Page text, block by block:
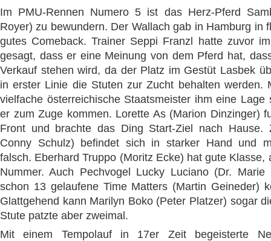
Im PMU-Rennen Numero 5 ist das Herz-Pferd
Royer) zu bewundern. Der Wallach gab in Hamburg in
gutes Comeback. Trainer Seppi Franzl hatte zuvor
gesagt, dass er eine Meinung von dem Pferd hat,
Verkauf stehen wird, da der Platz im Gestüt Lasbek
in erster Linie die Stuten zur Zucht behalten werden.
vielfache österreichische Staatsmeister ihm eine Lage
er zum Zuge kommen. Lorette As (Marion Dinzinger)
Front und brachte das Ding Start-Ziel nach Hause.
Conny Schulz) befindet sich in starker Hand und
falsch. Eberhard Truppo (Moritz Ecke) hat gute Klasse,
Nummer. Auch Pechvogel Lucky Luciano (Dr.
schon 13 gelaufene Time Matters (Martin Geineder)
Glattgehend kann Marilyn Boko (Peter Platzer) sogar
Stute patzte aber zweimal.
Mit einem Tempolauf in 17er Zeit begeisterte